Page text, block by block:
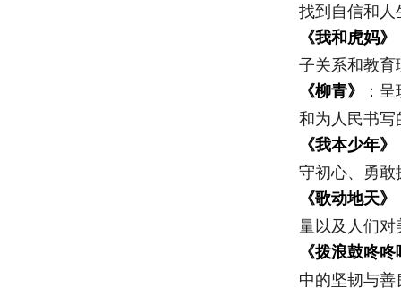
找到自信和人
《我和虎妈》
子关系和教育
《柳青》 ：
和为人民书写
《我本少年》
守初心、勇敢
《歌动地天》
量以及人们对
《拨浪鼓咚
中的坚韧与